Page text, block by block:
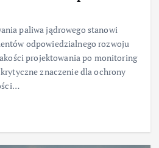
paliwa jądrowego stanowi
odpowiedzialnego rozwoju
projektowania po monitoring
znaczenie dla ochrony